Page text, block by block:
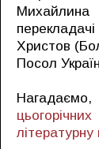
Христов
Посол